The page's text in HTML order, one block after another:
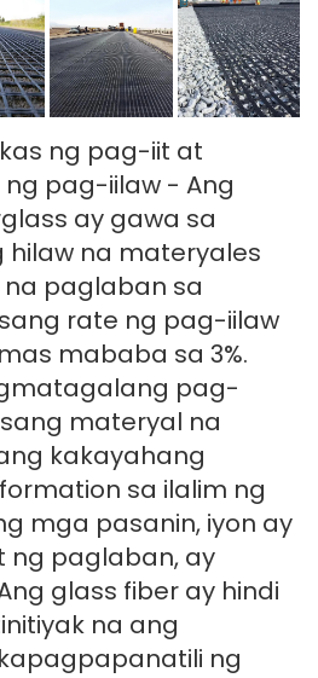
ng pag-iit at
pag-iilaw - Ang
ay gawa sa
hilaw na materyales
paglaban sa
rate ng pag-iilaw
mababa sa 3%.
pag-
materyal na
kakayahang
sa ilalim ng
mga pasanin, iyon ay
paglaban, ay
glass fiber ay hindi
na ang
ng